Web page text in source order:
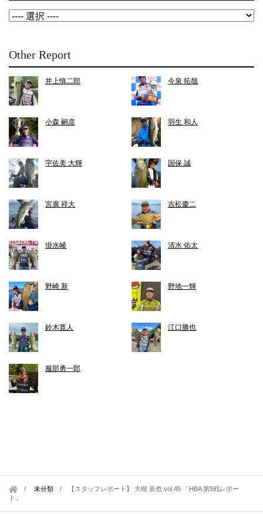
Other Report
井上慎二郎 今泉 拓哉
小森 嗣彦 羽生 和人
宇佐美 大輝 国保 誠
宮廣 祥大 吉松慶二
掛水崚 清水 佑太
野崎 新 野地一輝
鈴木寛人 江口勝也
服部勇一郎
未分類 /
【スタッフレポート】 大槻 辰也 vol.45 「HBA 第5戦レポー
ト」